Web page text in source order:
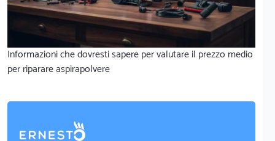
Informazioni che dovresti sapere per valutare il prezzo medio
per riparare aspirapolvere